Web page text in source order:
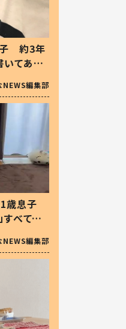
子 約3年
いてあっ
NEWS編集部
1歳息子
すべてを
ら許
NEWS編集部